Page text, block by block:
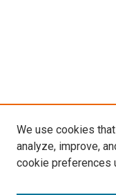
We use cookies
analyze, improve,
cookie preferences